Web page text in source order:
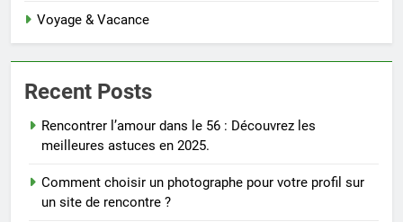
Voyage & Vacance
Recent Posts
Rencontrer l’amour dans le 56 : Découvrez les
meilleures astuces en 2025.
Comment choisir un photographe pour votre profil sur
un site de rencontre ?